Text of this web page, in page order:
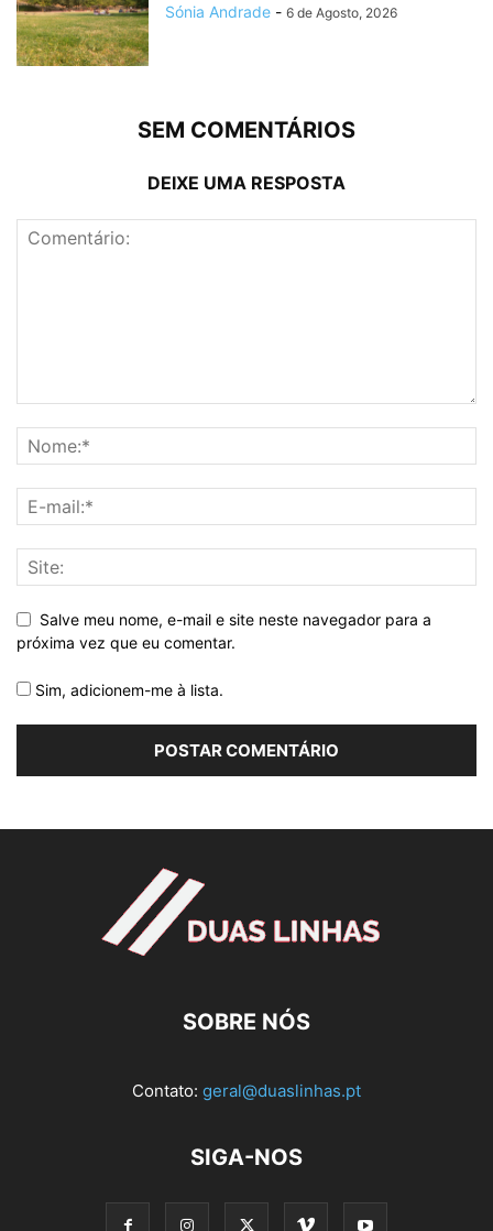
Sónia Andrade - 6 de Agosto, 2026
SEM COMENTÁRIOS
DEIXE UMA RESPOSTA
Salve meu nome, e-mail e site neste navegador para a
próxima vez que eu comentar.
Sim, adicionem-me à lista.
SOBRE NÓS
Contato: geral@duaslinhas.pt
SIGA-NOS